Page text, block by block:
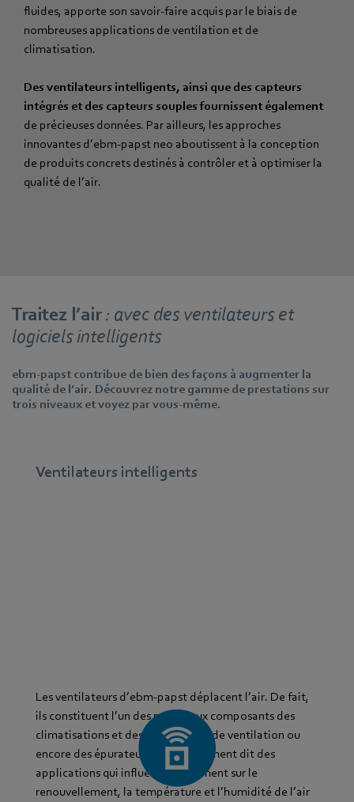
fluides, apporte son savoir-faire acquis par le biais de
nombreuses applications de ventilation et de
climatisation.
Des ventilateurs intelligents, ainsi que des capteurs
intégrés et des capteurs souples fournissent également
de précieuses données. Par ailleurs, les approches
innovantes d’ebm-papst neo aboutissent à la conception
de produits concrets destinés à contrôler et à optimiser la
qualité de l’air.
Traitez l’air: avec des ventilateurs et
logiciels intelligents
ebm‑papst contribue de bien des façons à augmenter la
qualité de l’air. Découvrez notre gamme de prestations sur
trois niveaux et voyez par vous-même.
Ventilateurs intelligents
Les ventilateurs d’ebm‑papst déplacent l’air. De fait,
ils constituent l’un des principaux composants des
climatisations et des installations de ventilation ou
encore des épurateurs d’air, autrement dit des
applications qui influent directement sur le
renouvellement, la température et l’humidité de l’air